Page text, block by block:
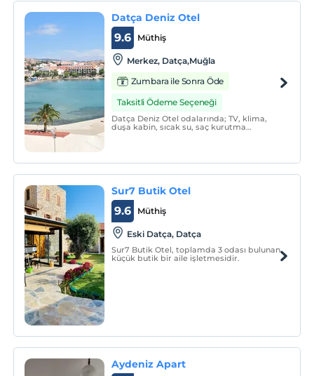
Datça Deniz Otel
Müthiş
9.6
Merkez, Datça,Muğla
Zumbara ile Sonra Öde
Taksitli Ödeme Seçeneği
Datça Deniz Otel odalarında; TV, klima,
duşa kabin, sıcak su, saç kurutma
Sur7 Butik Otel
Müthiş
9.6
Eski Datça, Datça
Sur7 Butik Otel, toplamda 3 odası bulunan
küçük butik bir aile işletmesidir.
Aydeniz Apart